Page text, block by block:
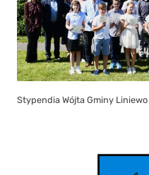
Stypendia Wójta Gminy Liniewo